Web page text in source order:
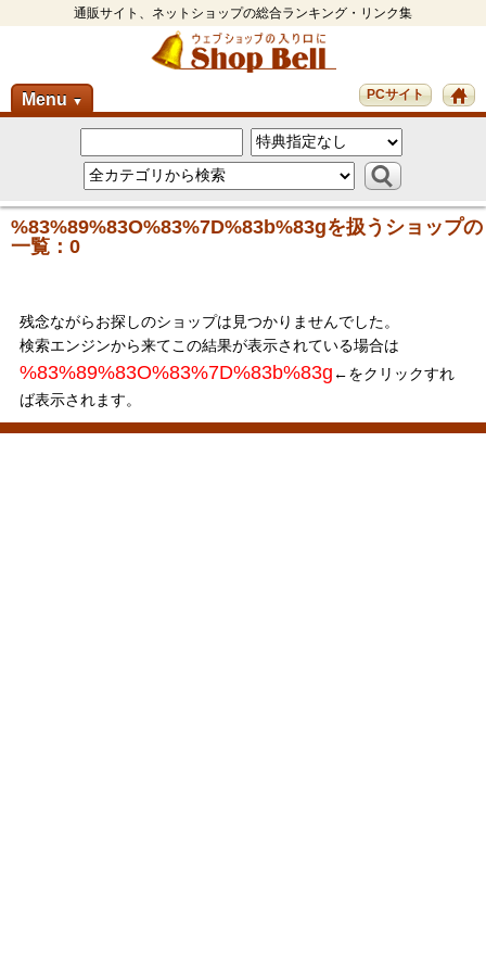
通販サイト、ネットショップの総合ランキング・リンク集
Menu ▼ PCサイト
%83%89%83O%83%7D%83b%83gを扱うショップの
一覧：0
残念ながらお探しのショップは見つかりませんでした。
検索エンジンから来てこの結果が表示されている場合は
%83%89%83O%83%7D%83b%83g ←をクリックすれ
ば表示されます。